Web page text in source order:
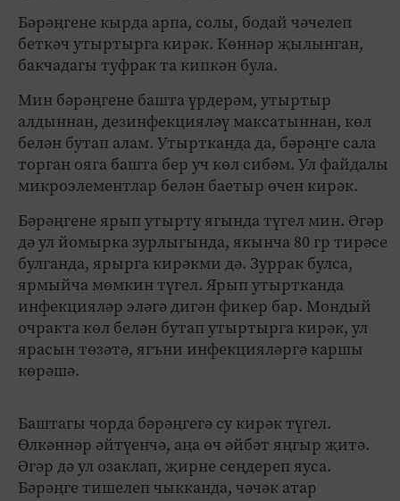
Бәрәңгене кырда арпа, солы, бодай чәчелеп
беткәч утыртырга кирәк. Көннәр җылынган,
бакчадагы туфрак та кипкән була.
Мин бәрәңгене башта үрдерәм, утыртыр
алдыннан, дезинфекцияләү максатыннан, көл
белән бутап алам. Утыртканда да, бәрәңге сала
торган ояга башта бер уч көл сибәм. Ул файдалы
микроэлементлар белән баетыр өчен кирәк.
Бәрәңгене ярып утырту ягында түгел мин. Әгәр
дә ул йомырка зурлыгында, якынча 80 гр тирәсе
булганда, ярырга кирәкми дә. Зуррак булса,
ярмыйча мөмкин түгел. Ярып утыртканда
инфекцияләр эләгә дигән фикер бар. Мондый
очракта көл белән бутап утыртырга кирәк, ул
ярасын төзәтә, ягъни инфекцияләргә каршы
көрәшә.
Баштагы чорда бәрәңгегә су кирәк түгел.
Өлкәннәр әйтүенчә, аңа өч әйбәт яңгыр җитә.
Әгәр дә ул озаклап, җирне сеңдереп яуса.
Бәрәңге тишелеп чыкканда, чәчәк атар